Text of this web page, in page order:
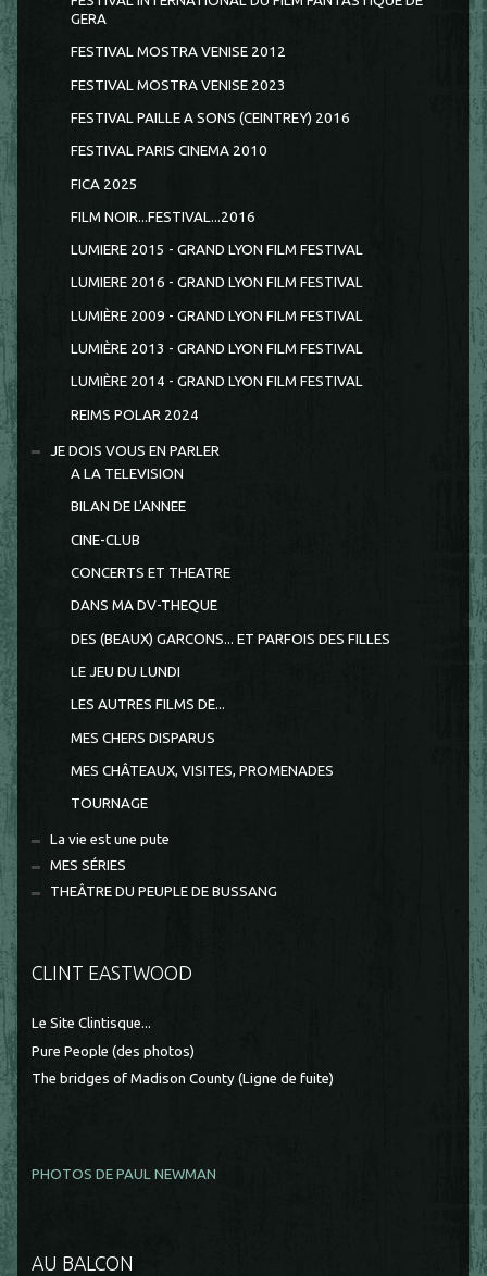
GERA
FESTIVAL MOSTRA VENISE 2012
FESTIVAL MOSTRA VENISE 2023
FESTIVAL PAILLE A SONS (CEINTREY) 2016
FESTIVAL PARIS CINEMA 2010
FICA 2025
FILM NOIR...FESTIVAL...2016
LUMIERE 2015 - GRAND LYON FILM FESTIVAL
LUMIERE 2016 - GRAND LYON FILM FESTIVAL
LUMIÈRE 2009 - GRAND LYON FILM FESTIVAL
LUMIÈRE 2013 - GRAND LYON FILM FESTIVAL
LUMIÈRE 2014 - GRAND LYON FILM FESTIVAL
REIMS POLAR 2024
JE DOIS VOUS EN PARLER
A LA TELEVISION
BILAN DE L'ANNEE
CINE-CLUB
CONCERTS ET THEATRE
DANS MA DV-THEQUE
DES (BEAUX) GARCONS... ET PARFOIS DES FILLES
LE JEU DU LUNDI
LES AUTRES FILMS DE...
MES CHERS DISPARUS
MES CHÂTEAUX, VISITES, PROMENADES
TOURNAGE
La vie est une pute
MES SÉRIES
THEÂTRE DU PEUPLE DE BUSSANG
CLINT EASTWOOD
Le Site Clintisque...
Pure People (des photos)
The bridges of Madison County (Ligne de fuite)
PHOTOS DE PAUL NEWMAN
AU BALCON